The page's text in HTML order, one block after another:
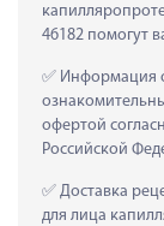
46182 помогут
Информация
офертой
Российской
Доставка
для лица